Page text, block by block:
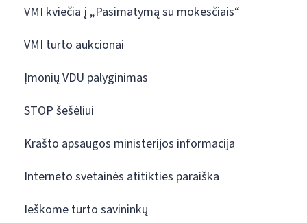
VMI kviečia į „Pasimatymą su mokesčiais“
VMI turto aukcionai
Įmonių VDU palyginimas
STOP šešėliui
Krašto apsaugos ministerijos informacija
Interneto svetainės atitikties paraiška
Ieškome turto savininkų